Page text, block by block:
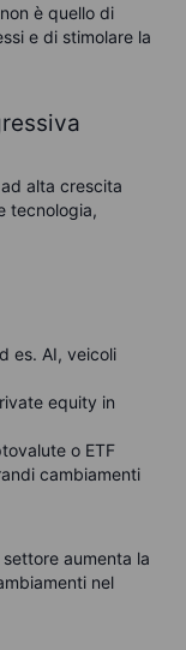
è quello di
e di stimolare la
alta crescita
tecnologia,
es. AI, veicoli
equity in
o ETF
cambiamenti
aumenta la
nel